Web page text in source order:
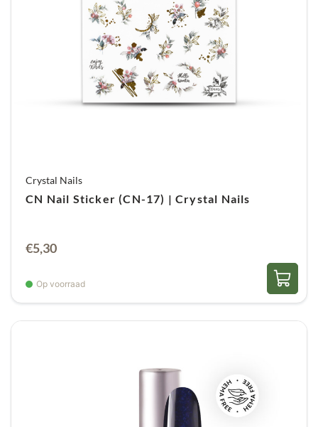
Crystal Nails
CN Nail Sticker (CN-17) | Crystal Nails
€5,30
Op voorraad